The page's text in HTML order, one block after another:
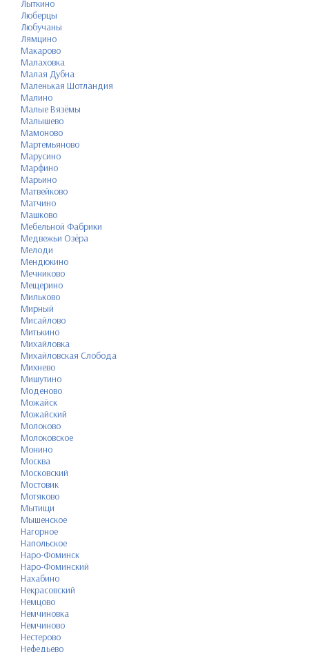
Лыткино
Люберцы
Любучаны
Лямцино
Макарово
Малаховка
Малая Дубна
Маленькая Шотландия
Малино
Малые Вязёмы
Малышево
Мамоново
Мартемьяново
Марусино
Марфино
Марьино
Матвейково
Матчино
Машково
Мебельной Фабрики
Медвежьи Озёра
Мелоди
Мендюкино
Мечниково
Мещерино
Мильково
Мирный
Мисайлово
Митькино
Михайловка
Михайловская Слобода
Михнево
Мишутино
Моденово
Можайск
Можайский
Молоково
Молоковское
Монино
Москва
Московский
Мостовик
Мотяково
Мытищи
Мышенское
Нагорное
Напольское
Наро-Фоминск
Наро-Фоминский
Нахабино
Некрасовский
Немцово
Немчиновка
Немчиново
Нестерово
Нефедьево